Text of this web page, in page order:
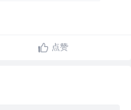
点赞